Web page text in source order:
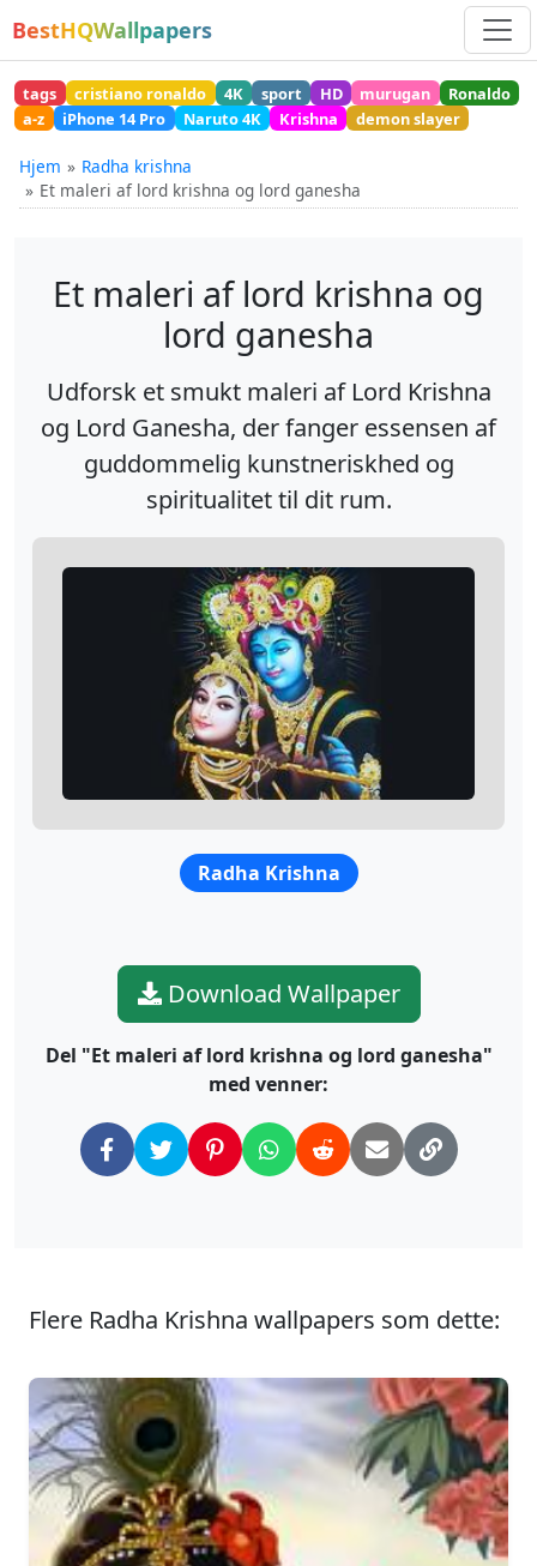
BestHQWallpapers
tags cristiano ronaldo 4K sport HD murugan
Ronaldo
a-z
iPhone 14 Pro Naruto 4K Krishna demon slayer
Hjem
Radha krishna
Et maleri af lord krishna og lord ganesha
Et maleri af lord krishna og
lord ganesha
Udforsk et smukt maleri af Lord Krishna
og Lord Ganesha, der fanger essensen af
guddommelig kunstneriskhed og
spiritualitet til dit rum.
Radha Krishna
Download Wallpaper
Del "Et maleri af lord krishna og lord ganesha"
med venner:
Flere Radha Krishna wallpapers som dette: